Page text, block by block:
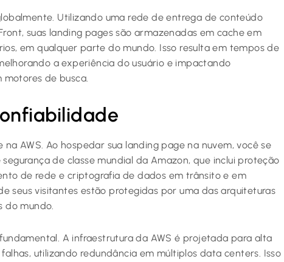
Utilizando uma rede de entrega de conteúdo
suas landing pages são armazenadas em cache em
em qualquer parte do mundo. Isso resulta em tempos de
a experiência do usuário e impactando
motores de busca.
AWS. Ao hospedar sua landing page na nuvem, você se
de classe mundial da Amazon, que inclui proteção
de rede e criptografia de dados em trânsito e em
seus visitantes estão protegidas por uma das arquiteturas
do mundo.
A infraestrutura da AWS é projetada para alta
utilizando redundância em múltiplos data centers. Isso